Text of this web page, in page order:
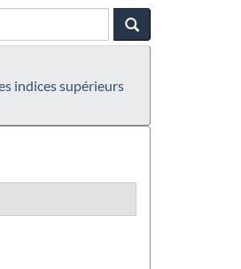
indices supérieurs